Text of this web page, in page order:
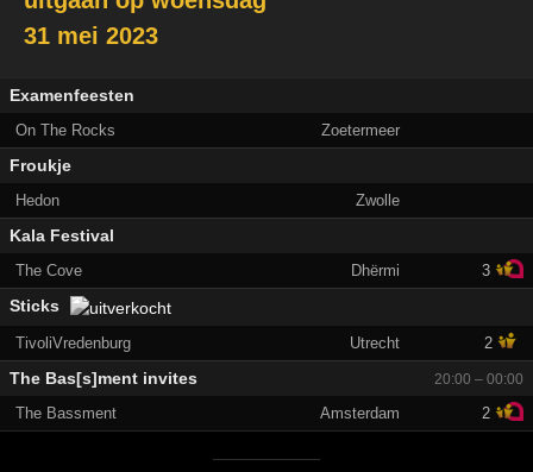
31 mei 2023
Examenfeesten
On The Rocks Zoetermeer
Froukje
Hedon Zwolle
Kala Festival
The Cove Dhërmi 3
Sticks
TivoliVredenburg Utrecht 2
The Bas[s]ment invites 20:00 – 00:00
The Bassment Amsterdam 2